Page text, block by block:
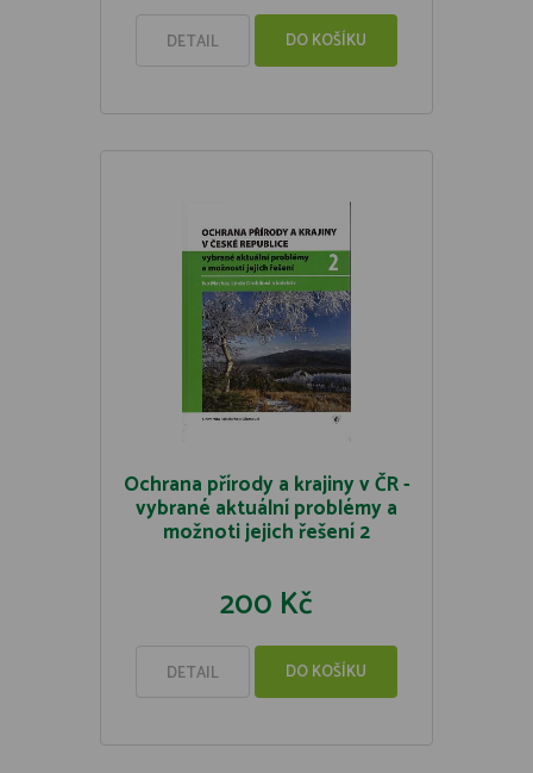
DETAIL DO KOŠÍKU
Ochrana přírody a krajiny v ČR -
vybrané aktuální problémy a
možnoti jejich řešení 2
200 Kč
DETAIL DO KOŠÍKU